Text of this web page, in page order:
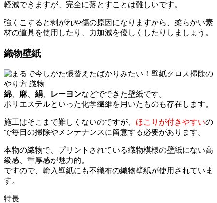
軽減できますが、完全に落とすことは難しいです。
強くこすると剥がれや傷の原因になりますから、柔らかい素
材の道具を使用したり、力加減を優しくしたりしましょう。
織物壁紙
綿 麻、 絹 レーヨンなどでできた壁紙です。
ポリエステルといった化学繊維を用いたものも存在します。
施工はそこまで難しくないのですが、 ほこりが付きやすいの
で毎日の掃除やメンテナンスに留意する必要があります。
本物の織物で、プリントされている織物模様の壁紙にない高
級感、重厚感が魅力的。
ですので、輸入壁紙にも不織布の織物壁紙が使用されていま
す。
特長